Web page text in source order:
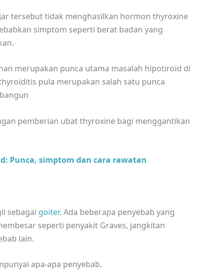
tersebut tidak menghasilkan hormon thyroxine
simptom seperti berat badan yang
merupakan punca utama masalah hipotiroid di
pula merupakan salah satu punca
pemberian ubat thyroxine bagi menggantikan
Punca, simptom dan cara rawatan
sebagai goiter. Ada beberapa penyebab yang
seperti penyakit Graves, jangkitan
lain.
apa-apa penyebab.